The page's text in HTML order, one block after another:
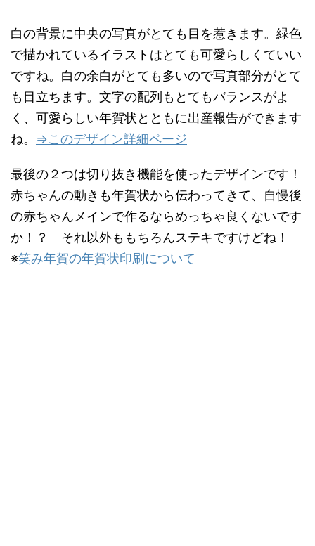
白の背景に中央の写真がとても目を惹きます。緑色
で描かれているイラストはとても可愛らしくていい
ですね。白の余白がとても多いので写真部分がとて
も目立ちます。文字の配列もとてもバランスがよ
く、可愛らしい年賀状とともに出産報告ができます
ね。 ⇒このデザイン詳細ページ
最後の２つは切り抜き機能を使ったデザインです！
赤ちゃんの動きも年賀状から伝わってきて、自慢後
の赤ちゃんメインで作るならめっちゃ良くないです
か！？ それ以外ももちろんステキですけどね！
※笑み年賀の年賀状印刷について